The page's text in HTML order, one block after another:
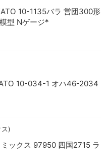
10-1135バラ 営団300形
型 Nゲージ*
10-034-1 オハ46-2034
ス)
ミックス 97950 四国2715 ラ